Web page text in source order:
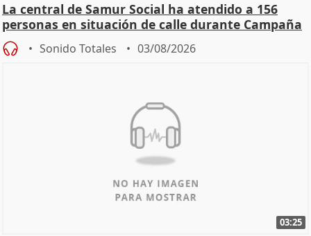
La central de Samur Social ha atendido a 156
personas en situación de calle durante Campaña
de Calor
Sonido Totales 03/08/2026
03:25